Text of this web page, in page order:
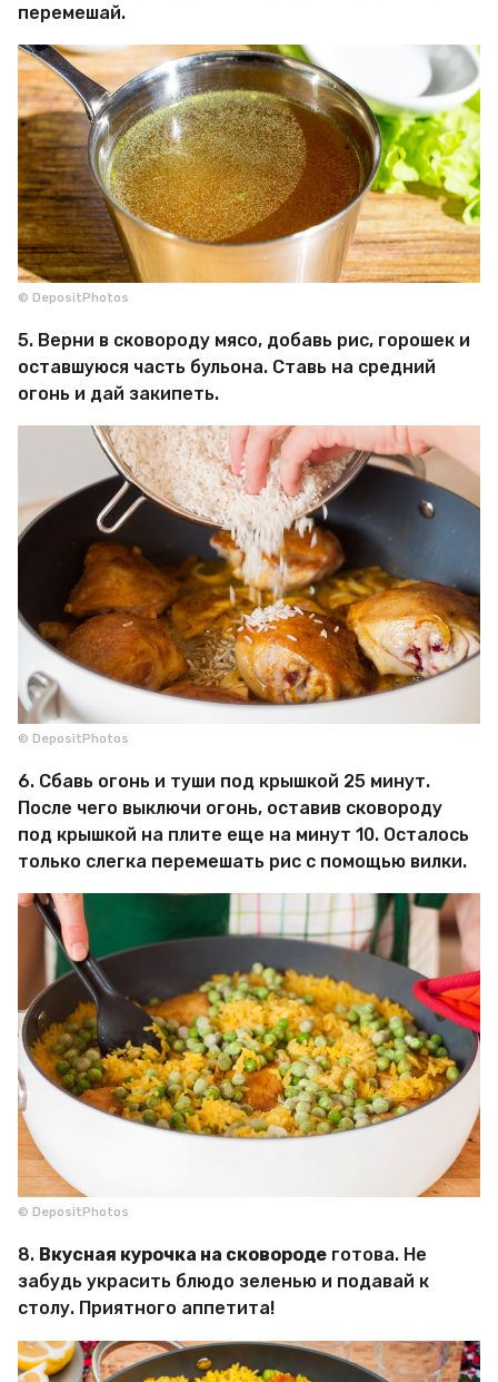
перемешай.
© DepositPhotos
5. Верни в сковороду мясо, добавь рис, горошек и
оставшуюся часть бульона. Ставь на средний
огонь и дай закипеть.
© DepositPhotos
6. Сбавь огонь и туши под крышкой 25 минут.
После чего выключи огонь, оставив сковороду
под крышкой на плите еще на минут 10. Осталось
только слегка перемешать рис с помощью вилки.
© DepositPhotos
8. Вкусная курочка на сковороде готова. Не
забудь украсить блюдо зеленью и подавай к
столу. Приятного аппетита!